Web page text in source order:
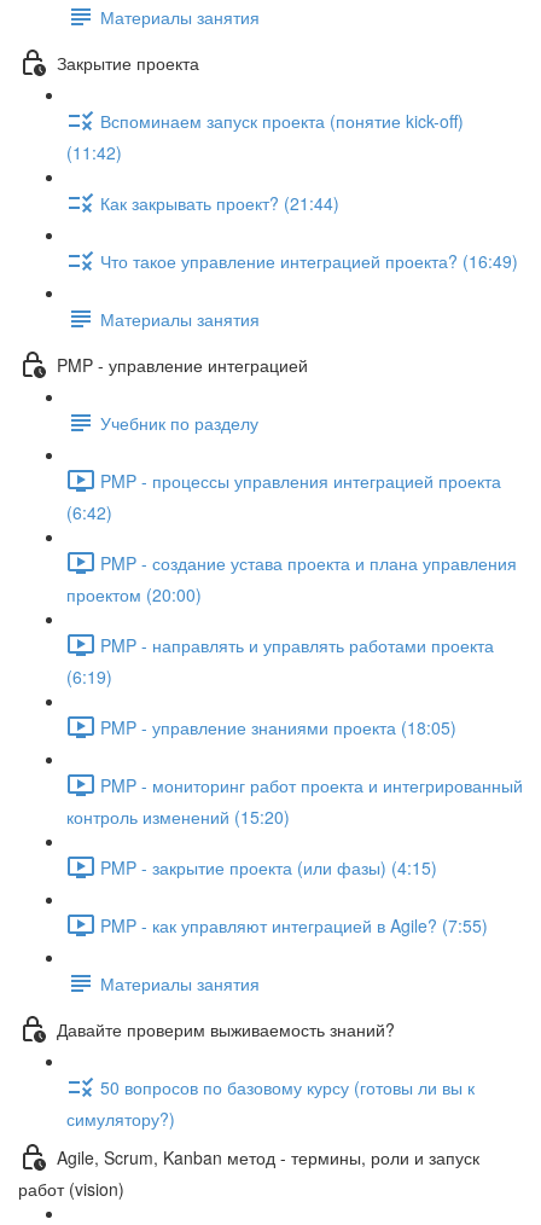
Материалы занятия
Закрытие проекта
Вспоминаем запуск проекта (понятие kick-off)
(11:42)
Как закрывать проект? (21:44)
Что такое управление интеграцией проекта? (16:49)
Материалы занятия
PMP - управление интеграцией
Учебник по разделу
PMP - процессы управления интеграцией проекта
(6:42)
PMP - создание устава проекта и плана управления
проектом (20:00)
PMP - направлять и управлять работами проекта
(6:19)
PMP - управление знаниями проекта (18:05)
PMP - мониторинг работ проекта и интегрированный
контроль изменений (15:20)
PMP - закрытие проекта (или фазы) (4:15)
PMP - как управляют интеграцией в Agile? (7:55)
Материалы занятия
Давайте проверим выживаемость знаний?
50 вопросов по базовому курсу (готовы ли вы к
симулятору?)
Agile, Scrum, Kanban метод - термины, роли и запуск
работ (vision)